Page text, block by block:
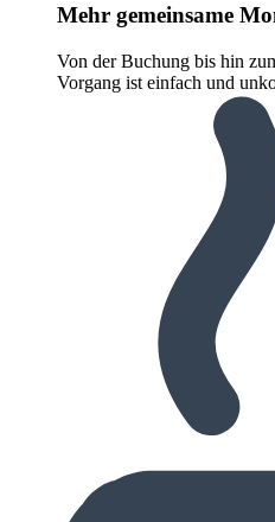
Mehr gemeinsame
Von der Buchung bis hin
Vorgang ist einfach und